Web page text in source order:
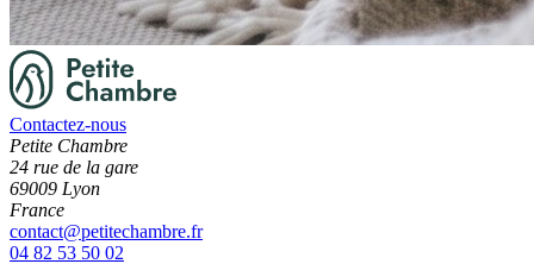
Contactez-nous
Petite Chambre
24 rue de la gare
69009 Lyon
France
contact@petitechambre.fr
04 82 53 50 02